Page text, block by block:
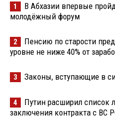
1
В Абхазии впервые
молодёжный форум
2
Пенсию по старости
уровне не ниже 40% от
3 Законы, вступающие в
4
Путин расширил список
заключения контракта с ВС